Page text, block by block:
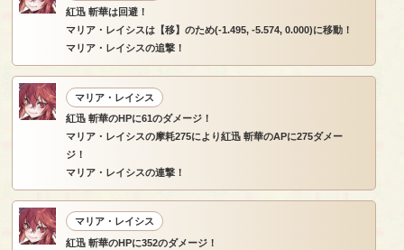
紅迅 斬華は回避！
マリア・レイシスは【移】のため(-1.495, -5.574, 0.000)に移動！
マリア・レイシスの追撃！
マリア・レイシス
紅迅 斬華のHPに61のダメージ！
マリア・レイシスの摩耗275により紅迅 斬華のAPに275ダメー
ジ！
マリア・レイシスの連撃！
マリア・レイシス
紅迅 斬華のHPに352のダメージ！